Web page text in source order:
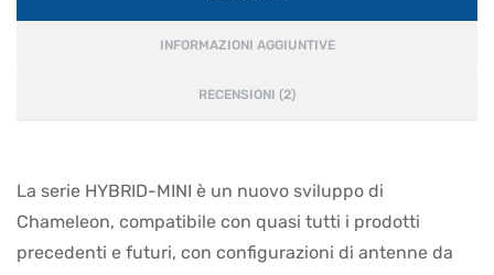
INFORMAZIONI AGGIUNTIVE
RECENSIONI (2)
La serie HYBRID-MINI è un nuovo sviluppo di
Chameleon, compatibile con quasi tutti i prodotti
precedenti e futuri, con configurazioni di antenne da